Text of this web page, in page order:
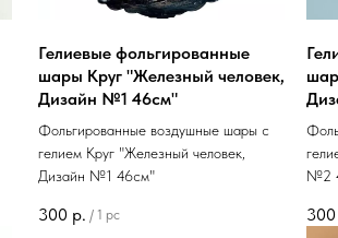
Гелиевые фольгированные
шары Круг "Железный человек,
Дизайн №1 46см"
Фольгированные воздушные шары с
гелием Круг "Железный человек,
Дизайн №1 46см"
300 р. / 1 pc
№2
300